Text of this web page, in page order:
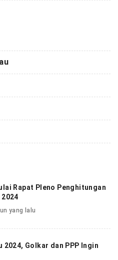
Rapat Pleno Penghitungan
yang lalu
2024, Golkar dan PPP Ingin